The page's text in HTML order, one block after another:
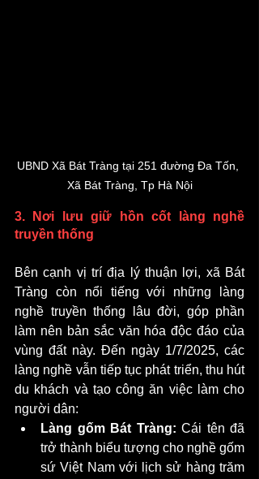
UBND Xã Bát Tràng tại 251 đường Đa Tốn,
Xã Bát Tràng, Tp Hà Nội
3. Nơi lưu giữ hồn cốt làng nghề
truyền thống
Bên cạnh vị trí địa lý thuận lợi, xã Bát
Tràng còn nổi tiếng với những làng
nghề truyền thống lâu đời, góp phần
làm nên bản sắc văn hóa độc đáo của
vùng đất này. Đến ngày 1/7/2025, các
làng nghề vẫn tiếp tục phát triển, thu hút
du khách và tạo công ăn việc làm cho
người dân:
Làng gốm Bát Tràng: Cái tên đã
trở thành biểu tượng cho nghề gốm
sứ Việt Nam với lịch sử hàng trăm